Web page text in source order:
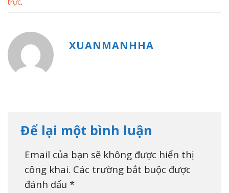
XUANMANHHA
Để lại một bình luận
Email của bạn sẽ không được hiển thị
công khai. Các trường bắt buộc được
đánh dấu *